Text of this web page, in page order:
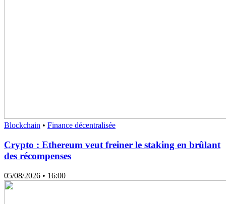
Blockchain • Finance décentralisée
Crypto : Ethereum veut freiner le staking en brûlant
des récompenses
05/08/2026 • 16:00